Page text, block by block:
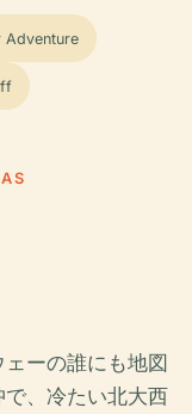
Adventure
ーの誰にも地図
、冷たい北大西